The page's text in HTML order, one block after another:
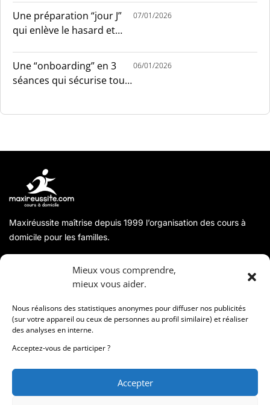
Mieux vous comprendre,
mieux vous aider.
Nous réalisons des statistiques anonymes pour diffuser nos publicités
(sur votre appareil ou ceux de personnes au profil similaire) et réaliser
des analyses en interne.
Acceptez-vous de participer ?
Accepter
Une préparation “jour J”
qui enlève le hasard et
07/01/2026
Une “onboarding” en 3
séances qui sécurise tout
06/01/2026
Maxiréussite maîtrise depuis 1999 l’organisation des cours à
domicile pour les familles.
Coordonnées